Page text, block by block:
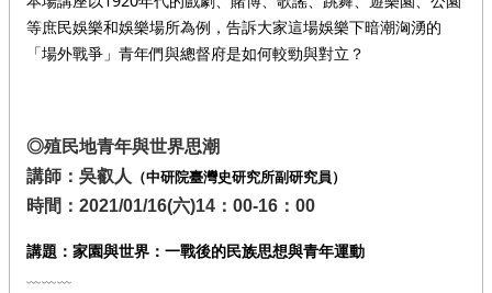
等庶民娛樂和娛樂場所為例，告訴大家這場娛樂下暗潮洶湧的
「場外戰爭」青年們與總督府是如何較勁與對立？
◎殖民地青年與世界思潮
講師：吳叡人 （中研院臺灣史研究所副研究員）
時間：2021/01/16(六)14：00-16：00
講題： 家園與世界：一戰後的民族思想與青年運動
﹏﹏﹏